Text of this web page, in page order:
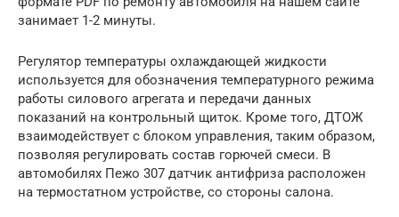
занимает 1-2 минуты.
Регулятор температуры охлаждающей жидкости
используется для обозначения температурного режима
работы силового агрегата и передачи данных
показаний на контрольный щиток. Кроме того, ДТОЖ
взаимодействует с блоком управления, таким образом,
позволяя регулировать состав горючей смеси. В
автомобилях Пежо 307 датчик антифриза расположен
на термостатном устройстве, со стороны салона.